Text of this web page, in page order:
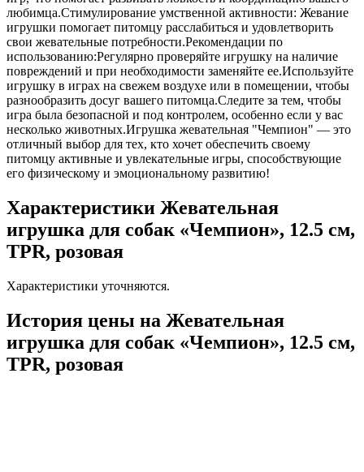
любимца.Стимулирование умственной активности: Жевание
игрушки помогает питомцу расслабиться и удовлетворить
свои жевательные потребности.Рекомендации по
использованию:Регулярно проверяйте игрушку на наличие
повреждений и при необходимости заменяйте ее.Используйте
игрушку в играх на свежем воздухе или в помещении, чтобы
разнообразить досуг вашего питомца.Следите за тем, чтобы
игра была безопасной и под контролем, особенно если у вас
несколько животных.Игрушка жевательная "Чемпион" — это
отличный выбор для тех, кто хочет обеспечить своему
питомцу активные и увлекательные игры, способствующие
его физическому и эмоциональному развитию!
Характеристики Жевательная
игрушка для собак «Чемпион», 12.5 см,
TPR, розовая
Характеристики уточняются.
История цены на Жевательная
игрушка для собак «Чемпион», 12.5 см,
TPR, розовая